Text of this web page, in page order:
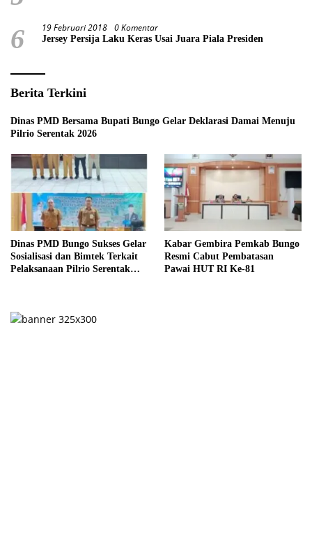
6 19 Februari 2018 0 Komentar
Jersey Persija Laku Keras Usai Juara Piala Presiden
Berita Terkini
Dinas PMD Bersama Bupati Bungo Gelar Deklarasi Damai Menuju
Pilrio Serentak 2026
Dinas PMD Bungo Sukses Gelar
Sosialisasi dan Bimtek Terkait
Pelaksanaan Pilrio Serentak
Kabar Gembira Pemkab Bungo
Resmi Cabut Pembatasan
Pawai HUT RI Ke-81